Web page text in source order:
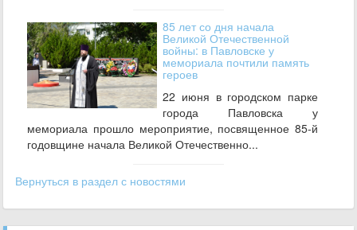
85 лет со дня начала
Великой Отечественной
войны: в Павловске у
мемориала почтили память
героев
22 июня в городском парке
города Павловска у
мемориала прошло мероприятие, посвященное 85‑й
годовщине начала Великой Отечественно...
Вернуться в раздел с новостями